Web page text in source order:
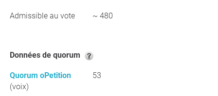
Admissible au vote ~ 480
Données de quorum
Quorum oPetition
(voix)
53